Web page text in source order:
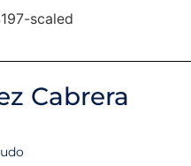
Cabrera